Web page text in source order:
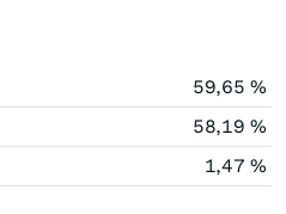
59,65 %
58,19 %
1,47 %